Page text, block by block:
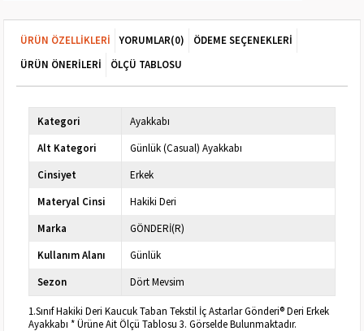
ÜRÜN ÖZELLIKLERI YORUMLAR(0)
ÖDEME SEÇENEKLERI
ÜRÜN ÖNERILERI
ÖLÇÜ TABLOSU
Kategori
Ayakkabı
Alt Kategori
Günlük (Casual) Ayakkabı
Cinsiyet
Erkek
Materyal Cinsi
Hakiki Deri
Marka
GÖNDERİ(R)
Kullanım Alanı
Günlük
Sezon
Dört Mevsim
1.Sınıf Hakiki Deri Kaucuk Taban Tekstil İç Astarlar Gönderi® Deri Erkek
Ayakkabı * Ürüne Ait Ölçü Tablosu 3. Görselde Bulunmaktadır.